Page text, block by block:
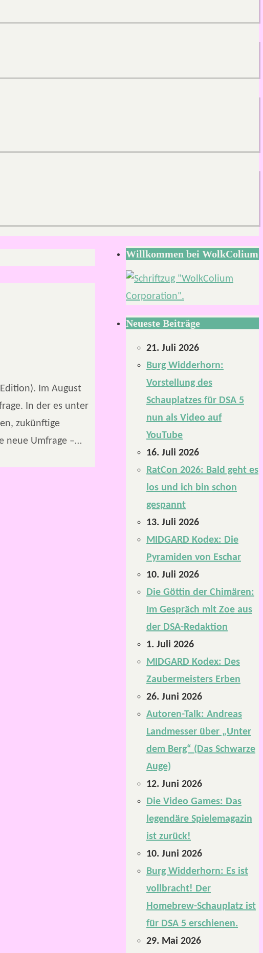
Im August
In der es unter
zukünftige
neue Umfrage –…
Willkommen bei WolkColium
Neueste Beiträge
21. Juli 2026
Burg Widderhorn:
Vorstellung des
Schauplatzes für DSA 5
nun als Video auf
YouTube
16. Juli 2026
RatCon 2026: Bald geht es
los und ich bin schon
gespannt
13. Juli 2026
MIDGARD Kodex: Die
Pyramiden von Eschar
10. Juli 2026
Die Göttin der Chimären:
Im Gespräch mit Zoe aus
der DSA-Redaktion
1. Juli 2026
MIDGARD Kodex: Des
Zaubermeisters Erben
26. Juni 2026
Autoren-Talk: Andreas
Landmesser über „Unter
dem Berg“ (Das Schwarze
Auge)
12. Juni 2026
Die Video Games: Das
legendäre Spielemagazin
ist zurück!
10. Juni 2026
Burg Widderhorn: Es ist
vollbracht! Der
Homebrew-Schauplatz ist
für DSA 5 erschienen.
29. Mai 2026